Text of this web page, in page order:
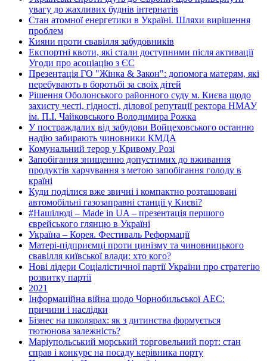
увагу до жахливих буднів інтернатів
Стан атомної енергетики в Україні. Шляхи вирішення
проблем
Кияни проти свавілля забудовників
Експортні квоти, які стали доступними після активації
Угоди про асоціацію з ЄС
Презентація ГО "Жінка & Закон": допомога матерям, які
перебувають в боротьбі за своїх дітей
Рішення Оболонського районного суду м. Києва щодо
захисту честі, гідності, ділової репутації ректора НМАУ
ім. П.І. Чайковського Володимира Рожка
У постраждалих від забудови Войцеховського останню
надію забирають чиновники КМДА
Комунальний терор у Кривому Розі
Запобігання знищенню допустимих до вживання
продуктів харчування з метою запобігання голоду в
країні
Куди поділися вже звичні і компактно розташовані
автомобільні газозаправні станції у Києві?
#Нашілюді – Made in UA – презентація першого
єврейського глянцю в Україні
Україна – Корея. Фестиваль Реформації
Матері-підприємці проти цинізму та чиновницького
свавілля київської влади: хто кого?
Нові лідери Соціалістичної партії України про стратегію
розвитку партії
2021
Інформаційна війна щодо Чорнобильської АЕС:
причини і наслідки
Бізнес на школярах: як з дитинства формується
тютюнова залежність?
Маріупольський морський торговельний порт: стан
справ і конкурс на посаду керівника порту